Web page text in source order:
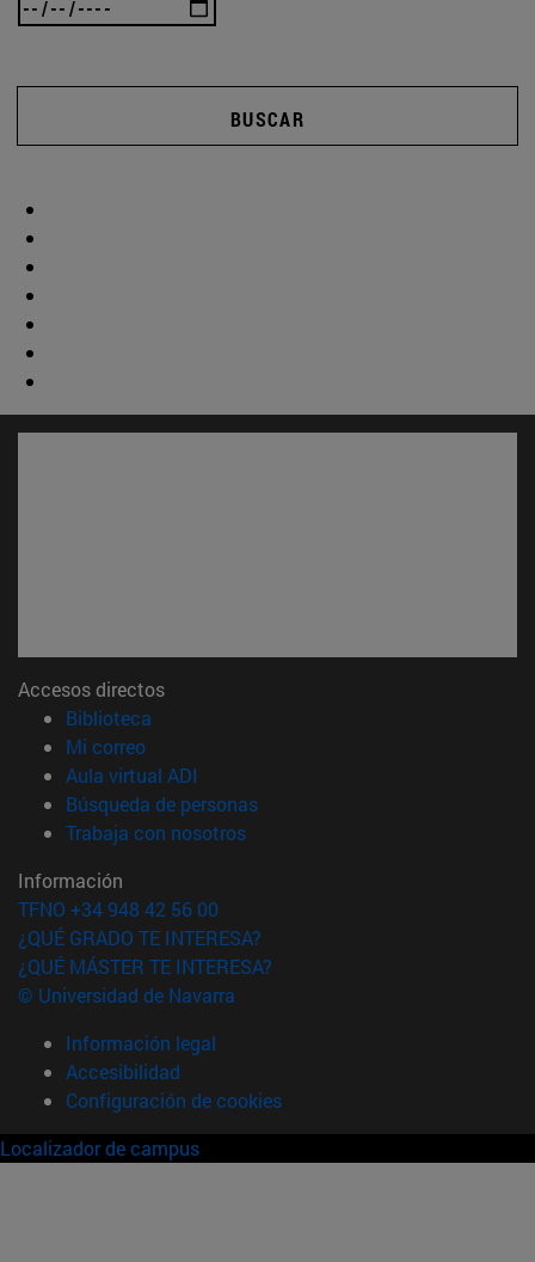
BUSCAR
Accesos directos
Biblioteca
Mi correo(abre en nueva ventana)
Aula virtual ADI
Búsqueda de personas(abre en nueva ventana)
Trabaja con nosotros(abre en nueva ventana)
Información
TFNO +34 948 42 56 00
¿QUÉ GRADO TE INTERESA?
¿QUÉ MÁSTER TE INTERESA?
© Universidad de Navarra
Información legal
Accesibilidad
Configuración de cookies
Localizador de campus